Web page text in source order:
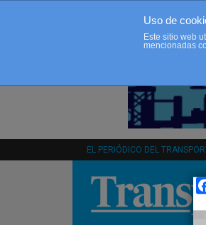
EL PERIÓDICO DEL
Uso de
Este sitio web
mencionadas